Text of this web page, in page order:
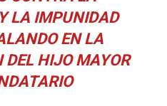
LA IMPUNIDAD
EN LA
DEL HIJO MAYOR